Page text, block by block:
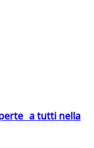
a tutti nella